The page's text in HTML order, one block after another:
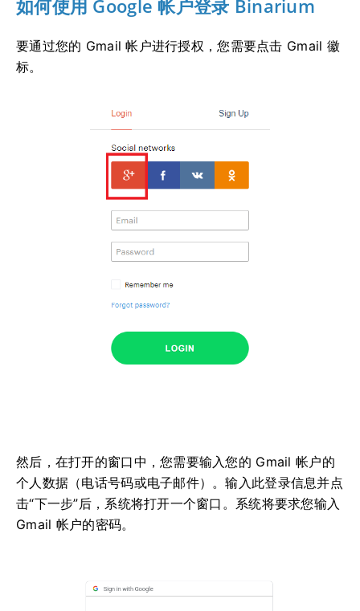
如何使用 Google 帐户登录 Binarium
要通过您的 Gmail 帐户进行授权，您需要点击 Gmail 徽
标。
然后，在打开的窗口中，您需要输入您的 Gmail 帐户的
个人数据（电话号码或电子邮件）。输入此登录信息并点
击“下一步”后，系统将打开一个窗口。系统将要求您输入
Gmail 帐户的密码。